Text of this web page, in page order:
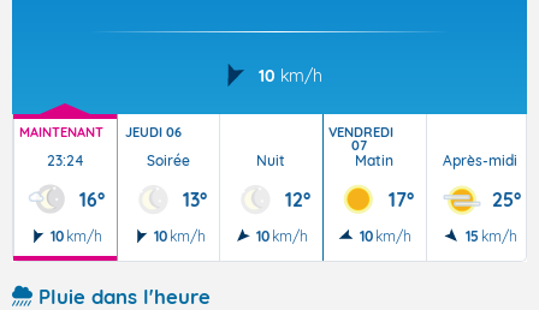
10 km/h
MAINTENANT
23:24
16°
10 km/h
JEUDI 06
Soirée
13°
10 km/h
Nuit
12°
10 km/h
VENDREDI
07
Matin
17°
10 km/h
Après-midi
25°
15 km/h
Pluie dans l'heure